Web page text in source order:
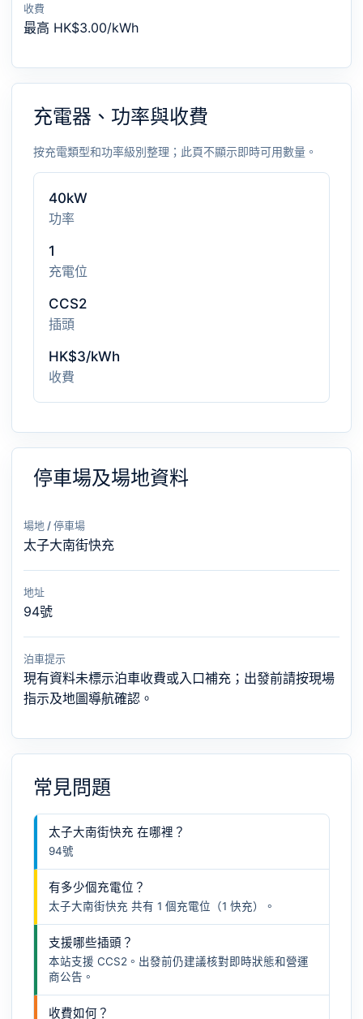
收費
最高 HK$3.00/kWh
充電器、功率與收費
按充電類型和功率級別整理；此頁不顯示即時可用數量。
40kW
功率
1
充電位
CCS2
插頭
HK$3/kWh
收費
停車場及場地資料
場地 / 停車場
太子大南街快充
地址
94號
泊車提示
現有資料未標示泊車收費或入口補充；出發前請按現場
指示及地圖導航確認。
常見問題
太子大南街快充 在哪裡？
94號
有多少個充電位？
太子大南街快充 共有 1 個充電位（1 快充）。
支援哪些插頭？
本站支援 CCS2。出發前仍建議核對即時狀態和營運
商公告。
收費如何？